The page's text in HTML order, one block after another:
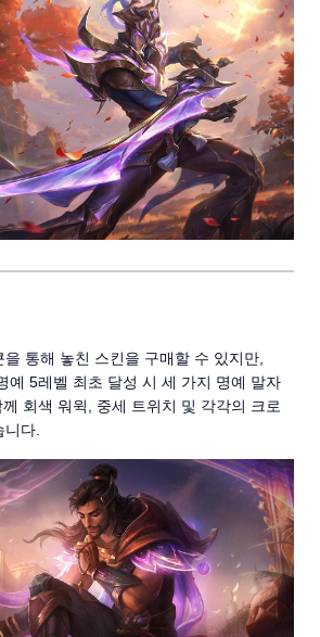
통해 놓친 스킨을 구매할 수 있지만,
예 5레벨 최초 달성 시 세 가지 명예 말자
회색 워윅, 중세 트위치 및 각각의 크로
다.